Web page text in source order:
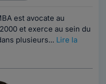
est avocate au
et exerce au sein du
plusieurs... Lire la